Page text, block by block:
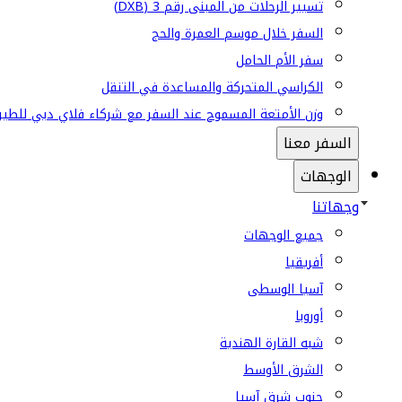
تسيير الرحلات من المبنى رقم 3 (DXB)
السفر خلال موسم العمرة والحج
سفر الأم الحامل
الكراسي المتحركة والمساعدة في التنقل
وزن الأمتعة المسموح عند السفر مع شركاء فلاي دبي
السفر معنا
الوجهات
وجهاتنا
جميع الوجهات
أفريقيا
آسيا الوسطى
أوروبا
شبه القارة الهندية
الشرق الأوسط
جنوب شرق آسيا